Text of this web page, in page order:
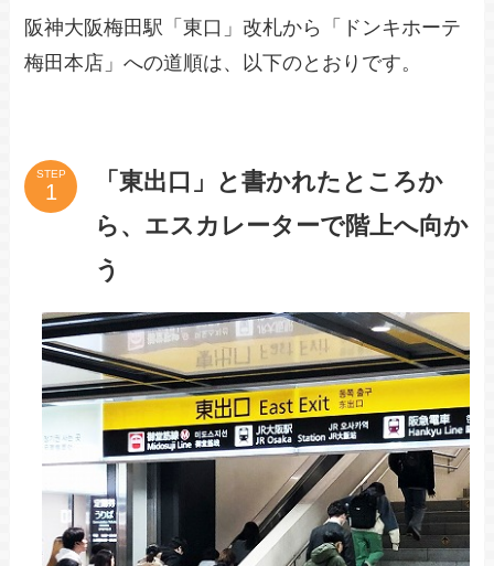
阪神大阪梅田駅「東口」改札から「ドンキホーテ
梅田本店」への道順は、以下のとおりです。
STEP
「東出口」と書かれたところか
ら、エスカレーターで階上へ向か
う